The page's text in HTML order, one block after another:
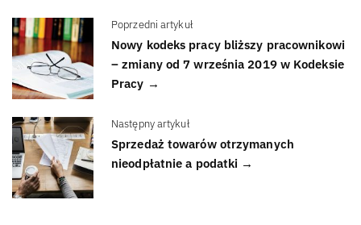
Poprzedni artykuł
Nowy kodeks pracy bliższy pracownikowi
– zmiany od 7 września 2019 w Kodeksie
Pracy →
Następny artykuł
Sprzedaż towarów otrzymanych
nieodpłatnie a podatki →